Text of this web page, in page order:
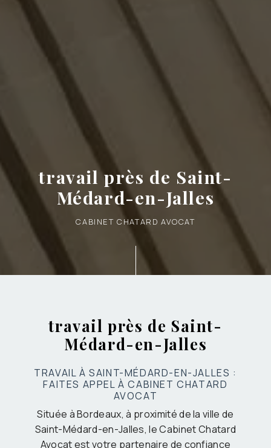
travail près de Saint-
Médard-en-Jalles
CABINET CHATARD AVOCAT
travail près de Saint-
Médard-en-Jalles
TRAVAIL À SAINT-MÉDARD-EN-JALLES :
FAITES APPEL À CABINET CHATARD
AVOCAT
Située à Bordeaux, à proximité de la ville de
Saint-Médard-en-Jalles, le Cabinet Chatard
Avocat est votre partenaire de confiance